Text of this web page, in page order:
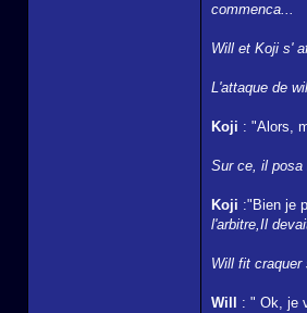
commenca...
Will et Koji s'
L'attaque de
Koji : "Alors,
Sur ce, il posa
Koji :"Bien je
l'arbitre,Il
Will fit craquer
Will : " Ok, je